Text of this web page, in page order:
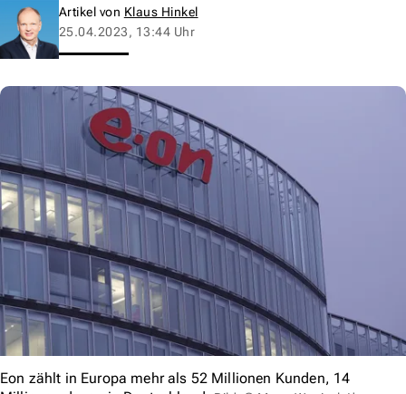
Artikel von Klaus Hinkel
25.04.2023, 13:44 Uhr
Eon zählt in Europa mehr als 52 Millionen Kunden, 14